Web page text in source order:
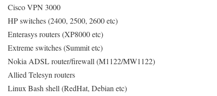
Cisco VPN 3000
HP switches (2400, 2500, 2600 etc)
Enterasys routers (XP8000 etc)
Extreme switches (Summit etc)
Nokia ADSL router/firewall (M1122/MW1122)
Allied Telesyn routers
Linux Bash shell (RedHat, Debian etc)